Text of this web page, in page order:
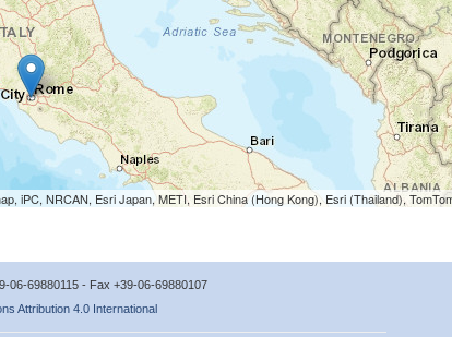
iPC, NRCAN, Esri Japan, METI, Esri China (Hong Kong), Esri (Thailand),
06-69880115 - Fax +39-06-69880107
Attribution 4.0 International